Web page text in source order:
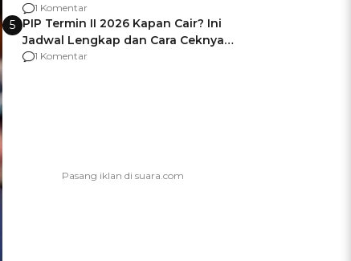
Berencana Pakai Jimat di Pakansari
1 Komentar
5 PIP Termin II 2026 Kapan Cair? Ini
Jadwal Lengkap dan Cara Ceknya
agar Dana Tidak Hangus!
1 Komentar